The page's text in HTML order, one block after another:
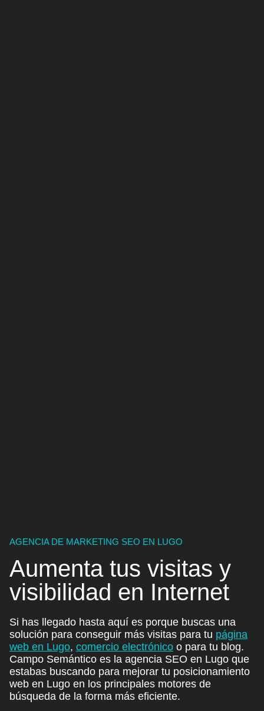
AGENCIA DE MARKETING SEO EN LUGO
Aumenta tus visitas y
visibilidad en Internet
Si has llegado hasta aquí es porque buscas una
solución para conseguir más visitas para tu página
web en Lugo, comercio electrónico o para tu blog.
Campo Semántico es la agencia SEO en Lugo que
estabas buscando para mejorar tu posicionamiento
web en Lugo en los principales motores de
búsqueda de la forma más eficiente.